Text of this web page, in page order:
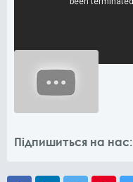
Підпишиться на нас: